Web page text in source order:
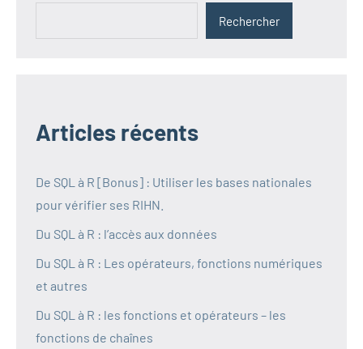
Rechercher
Articles récents
De SQL à R [Bonus] : Utiliser les bases nationales
pour vérifier ses RIHN.
Du SQL à R : l’accès aux données
Du SQL à R : Les opérateurs, fonctions numériques
et autres
Du SQL à R : les fonctions et opérateurs – les
fonctions de chaînes